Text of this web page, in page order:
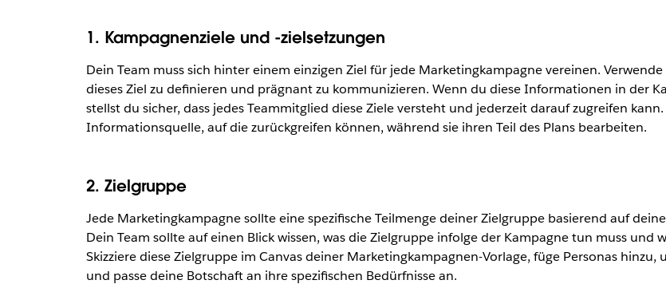
1. Kampagnenziele und -zielsetzungen
Dein Team muss sich hinter einem einzigen Ziel für jede Marketingkampagne vereinen.
dieses Ziel zu definieren und prägnant zu kommunizieren. Wenn du diese Informationen in der
stellst du sicher, dass jedes Teammitglied diese Ziele versteht und jederzeit darauf zugreifen
Informationsquelle, auf die zurückgreifen können, während sie ihren Teil des Plans bearbeiten.
2. Zielgruppe
Jede Marketingkampagne sollte eine spezifische Teilmenge deiner Zielgruppe basierend auf
Dein Team sollte auf einen Blick wissen, was die Zielgruppe infolge der Kampagne tun muss und
Skizziere diese Zielgruppe im Canvas deiner Marketingkampagnen-Vorlage, füge Personas
und passe deine Botschaft an ihre spezifischen Bedürfnisse an.